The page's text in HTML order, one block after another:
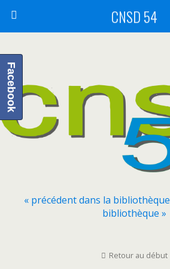
CNSD 54
« précédent dans la bibliothèque
bibliothèque »
Facebook
Retour au début